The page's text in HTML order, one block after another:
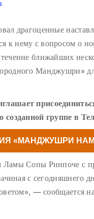
драгоценные
к нему с вопросом о
ближайших
Манджушри»
созданной группе в
«МАНДЖУШРИ
Сопы Ринпоче с
с сегодняшнего
— сообщается